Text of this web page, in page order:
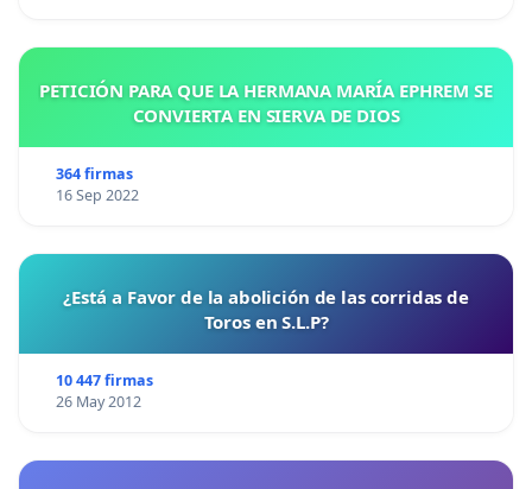
PETICIÓN PARA QUE LA HERMANA MARÍA EPHREM SE
CONVIERTA EN SIERVA DE DIOS
364 firmas
16 Sep 2022
¿Está a Favor de la abolición de las corridas de
Toros en S.L.P?
10 447 firmas
26 May 2012